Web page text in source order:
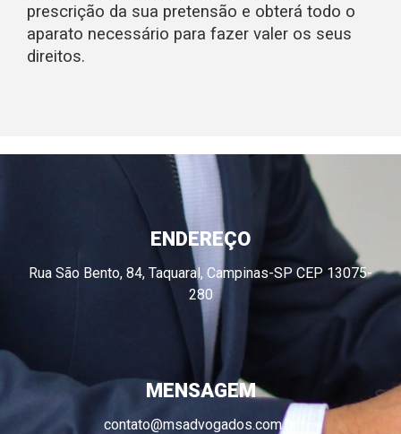
prescrição da sua pretensão e obterá todo o
aparato necessário para fazer valer os seus
direitos.
ENDEREÇO
Rua São Bento, 84, Taquaral, Campinas-SP CEP 13075-
280
MENSAGEM
contato@msadvogados.com.br